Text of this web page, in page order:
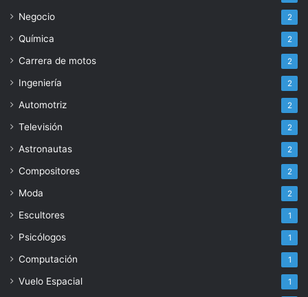
Negocio 2
Química 2
Carrera de motos 2
Ingeniería 2
Automotriz 2
Televisión 2
Astronautas 2
Compositores 2
Moda 2
Escultores 1
Psicólogos 1
Computación 1
Vuelo Espacial 1